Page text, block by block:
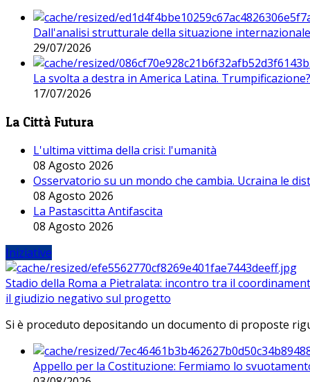
Dall'analisi strutturale della situazione
29/07/2026
La svolta a destra in America Latina. Trumpificazione?
17/07/2026
La Città Futura
L'ultima vittima della crisi: l'umanità
08 Agosto 2026
Osservatorio su un mondo che cambia. Ucraina le
08 Agosto 2026
La Pastascitta Antifascita
08 Agosto 2026
Iniziative
Stadio della Roma a Pietralata: incontro tra il
il giudizio negativo sul progetto
Si è proceduto depositando un documento di proposte
Appello per la Costituzione: Fermiamo lo